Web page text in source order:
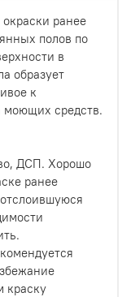
ранее
полов по
в
образует
к
средств.
ДСП. Хорошо
ранее
краску